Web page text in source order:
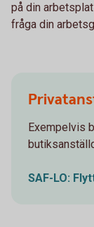
på din
fråga din
Exempelvis
SAF-LO: